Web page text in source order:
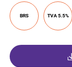
BRS TVA 5.5%